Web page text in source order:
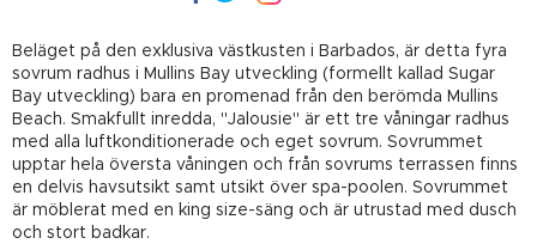
Beläget på den exklusiva västkusten i Barbados, är detta fyra
sovrum radhus i Mullins Bay utveckling (formellt kallad Sugar
Bay utveckling) bara en promenad från den berömda Mullins
Beach. Smakfullt inredda, "Jalousie" är ett tre våningar radhus
med alla luftkonditionerade och eget sovrum. Sovrummet
upptar hela översta våningen och från sovrums terrassen finns
en delvis havsutsikt samt utsikt över spa-poolen. Sovrummet
är möblerat med en king size-säng och är utrustad med dusch
och stort badkar.